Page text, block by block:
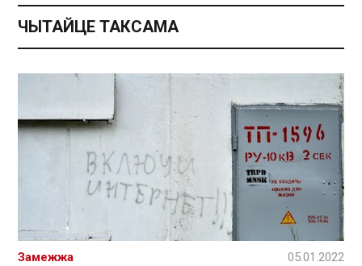
ЧЫТАЙЦЕ ТАКСАМА
Замежжа 05.01.2022